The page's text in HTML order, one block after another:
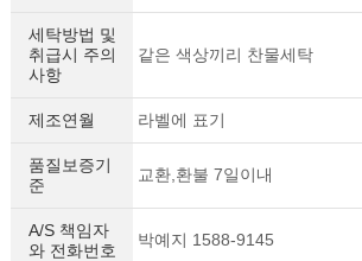
세탁방법 및
취급시 주의
사항
같은 색상끼리 찬물세탁
제조연월 라벨에 표기
품질보증기
준
교환,환불 7일이내
A/S 책임자
와 전화번호
박예지 1588-9145